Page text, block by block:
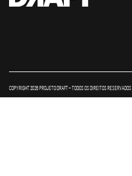
COPYRIGHT 2026 PROJETO DRAFT – TODOS OS DIREITOS RESERVADOS